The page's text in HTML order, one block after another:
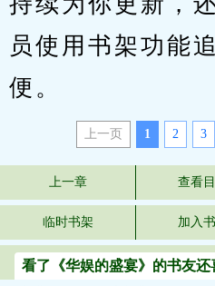
员使用书架功能
便。
上一页 1 2 3
上一章 查看
临时书架 加入
看了《华娱的盛宴》的书友还